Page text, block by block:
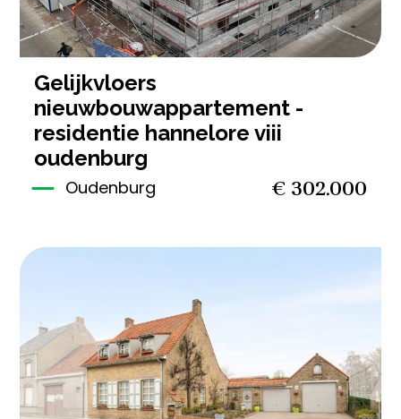
gelijkvloers
nieuwbouwappartement -
residentie hannelore viii
oudenburg
Oudenburg € 302.000